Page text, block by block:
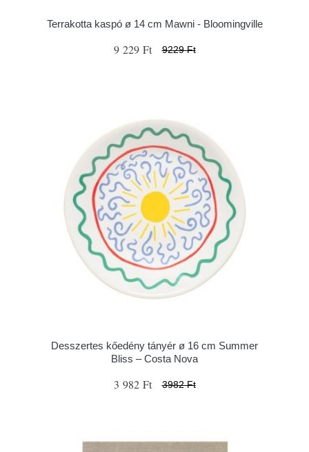
Terrakotta kaspó ø 14 cm Mawni - Bloomingville
9 229 Ft 9229 Ft
Desszertes kőedény tányér ø 16 cm Summer
Bliss – Costa Nova
3 982 Ft 3982 Ft